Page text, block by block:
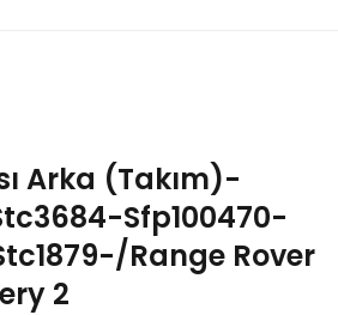
Arka (Takım)-
Sfp100470-
Range Rover
2